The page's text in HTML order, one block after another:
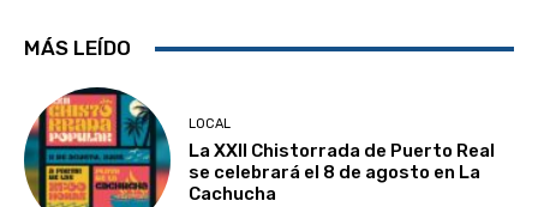
MÁS LEÍDO
LOCAL
La XXII Chistorrada de Puerto Real
se celebrará el 8 de agosto en La
Cachucha